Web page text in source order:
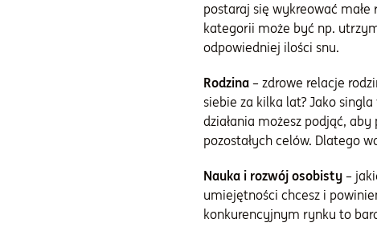
postaraj się wykreować
kategorii może być np.
odpowiedniej ilości snu.
Rodzina – zdrowe relacje
siebie za kilka lat? Jako
działania możesz podjąć,
pozostałych celów. Dlatego
Nauka i rozwój osobisty –
umiejętności chcesz i
konkurencyjnym rynku to